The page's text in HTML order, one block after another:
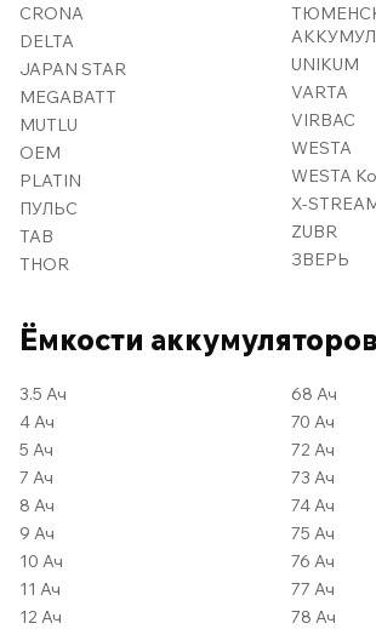
CRONA
DELTA
JAPAN STAR
MEGABATT
MUTLU
OEM
PLATIN
ПУЛЬС
TAB
THOR
UNIKUM
VARTA
VIRBAC
WESTA
WESTA
X-
ZUBR
ЗВЕРЬ
Ёмкости аккумуляторов
3.5 Ач
4 Ач
5 Ач
7 Ач
8 Ач
9 Ач
10 Ач
11 Ач
12 Ач
68 Ач
70 Ач
72 Ач
73 Ач
74 Ач
75 Ач
76 Ач
77 Ач
78 Ач